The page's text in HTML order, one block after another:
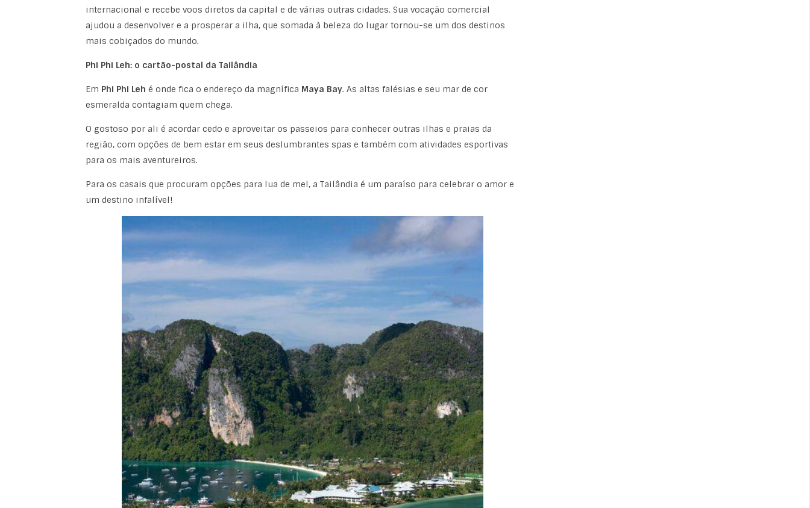
internacional e recebe voos diretos da capital e de várias outras cidades. Sua vocação comercial
ajudou a desenvolver e a prosperar a ilha, que somada à beleza do lugar tornou-se um dos destinos
mais cobiçados do mundo.
Phi Phi Leh: o cartão-postal da Tailândia
Em Phi Phi Leh é onde fica o endereço da magnífica Maya Bay. As altas falésias e seu mar de cor
esmeralda contagiam quem chega.
O gostoso por ali é acordar cedo e aproveitar os passeios para conhecer outras ilhas e praias da
região, com opções de bem estar em seus deslumbrantes spas e também com atividades esportivas
para os mais aventureiros.
Para os casais que procuram opções para lua de mel, a Tailândia é um paraíso para celebrar o amor e
um destino infalível!